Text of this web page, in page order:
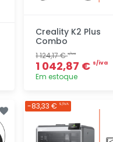
Creality K2 Plus
Combo
1 124,17 €s/iva
1 042,87 € s/iva
Em estoque
rapidamente
-83,33 € S/IVA